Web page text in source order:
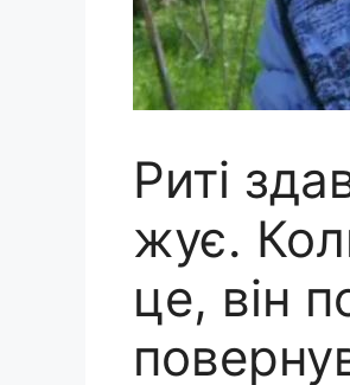
Риті
жує.
це, він